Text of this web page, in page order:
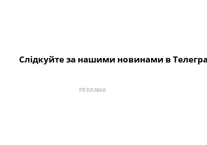
Слідкуйте за нашими новинами в
РЕКЛАМА